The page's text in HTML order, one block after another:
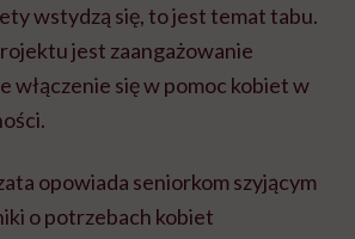
wstydzą się, to jest temat tabu.
jest zaangażowanie
włączenie się w pomoc kobiet w
opowiada seniorkom szyjącym
o potrzebach kobiet